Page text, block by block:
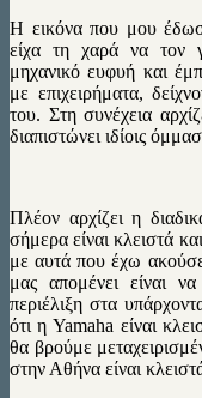
Η εικόνα που μου
είχα τη χαρά να τον
μηχανικό ευφυή και
με επιχειρήματα,
του. Στη συνέχεια
διαπιστώνει ιδίοις
Πλέον αρχίζει η
σήμερα είναι κλειστά
με αυτά που έχω
μας απομένει είναι
περιέλιξη στα
ότι η Yamaha είναι
θα βρούμε
στην Αθήνα είναι